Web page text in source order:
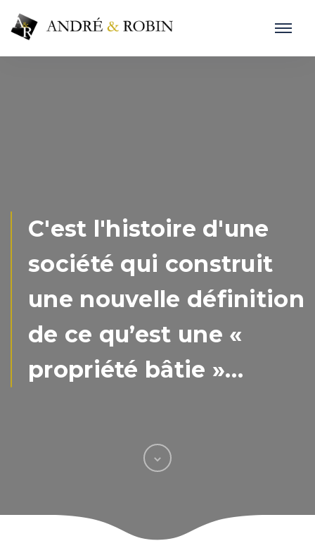
C'est l'histoire d'une
société qui construit
une nouvelle définition
de ce qu’est une «
propriété bâtie »…